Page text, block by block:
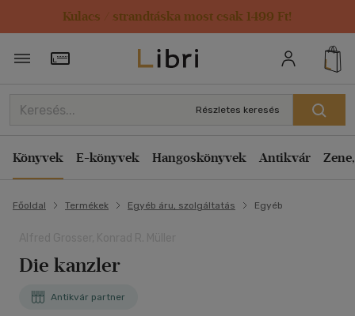
Kulacs / strandtáska most csak 1499 Ft!
Törzsvásárlói Kártya adatai
Részletes keresés
Könyvek E-könyvek Hangoskönyvek Antikvár
Főoldal Termékek Egyéb áru, szolgáltatás Egyéb
Die kanzler
Antikvár partner